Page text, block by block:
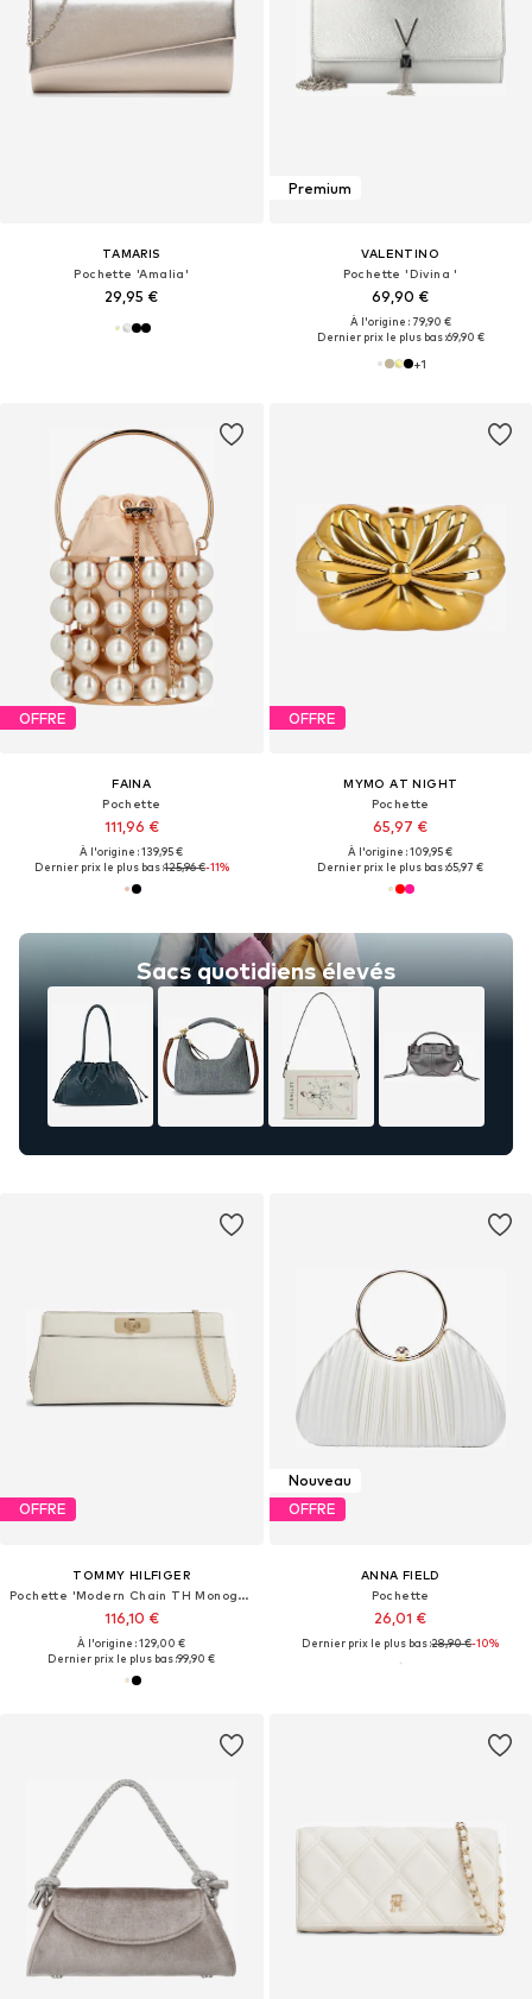
TAMARIS
Pochette 'Amalia'
29,95 €
Premium
VALENTINO
Pochette 'Divina '
69,90 €
À l'origine : 79,90 €
Dernier prix le plus bas :69,90 €
+1
OFFRE
FAINA
Pochette
111,96 €
À l'origine : 139,95 €
Dernier prix le plus bas :125,96 €-11%
Sacs quotidiens élevés
OFFRE
MYMO AT NIGHT
Pochette
65,97 €
À l'origine : 109,95 €
Dernier prix le plus bas :65,97 €
OFFRE
TOMMY HILFIGER
Pochette 'Modern Chain TH Monogram Clasp Clutch'
116,10 €
À l'origine : 129,00 €
Dernier prix le plus bas :99,90 €
Nouveau
OFFRE
ANNA FIELD
Pochette
26,01 €
Dernier prix le plus bas :28,90 €-10%